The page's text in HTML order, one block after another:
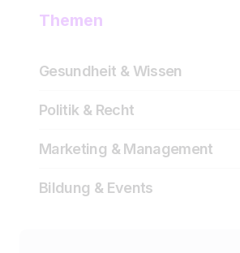
Themen
Gesundheit & Wissen
Politik & Recht
Marketing & Management
Bildung & Events